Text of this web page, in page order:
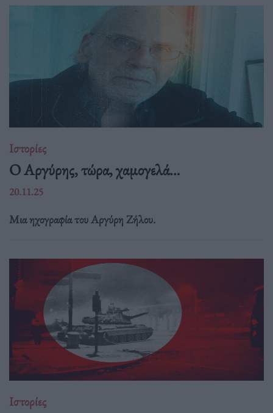
Ιστορίες
Ο Αργύρης, τώρα, χαμογελά…
20.11.25
Μια ηχογραφία του Αργύρη Ζήλου.
Ιστορίες